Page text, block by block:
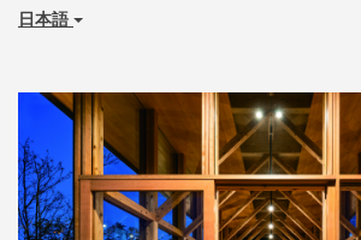
日本語